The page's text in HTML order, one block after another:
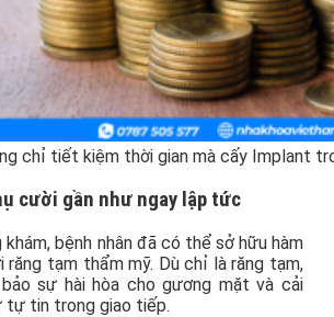
chỉ tiết kiệm thời gian mà cấy Implant
cười gần như ngay lập tức
khám, bệnh nhân đã có thể sở hữu hàm
răng tạm thẩm mỹ. Dù chỉ là răng tạm,
sự hài hòa cho gương mặt và cải
tự tin trong giao tiếp.